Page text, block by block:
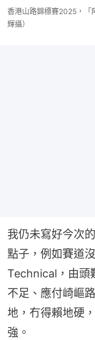
香港山路錦標賽2025，「
輝攝）
我仍未寫好今次
點子，例如賽道
Technical，由頭
不足、應付崎嶇
地，冇得賴地硬
強。